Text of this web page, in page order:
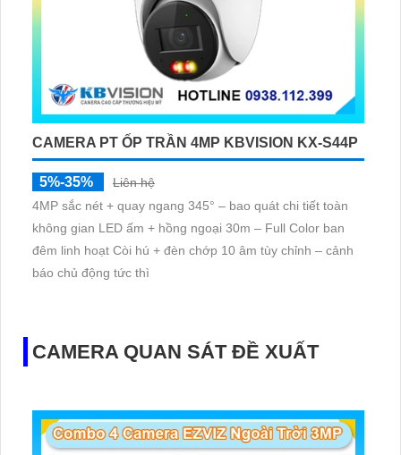
CAMERA PT ỐP TRẦN 4MP KBVISION KX-S44P
5%-35%
Liên hệ
4MP sắc nét + quay ngang 345° – bao quát chi tiết toàn
không gian LED ấm + hồng ngoại 30m – Full Color ban
đêm linh hoạt Còi hú + đèn chớp 10 âm tùy chỉnh – cảnh
báo chủ động tức thì
CAMERA QUAN SÁT ĐỀ XUẤT